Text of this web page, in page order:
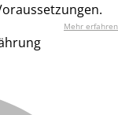
Mehr erfahren